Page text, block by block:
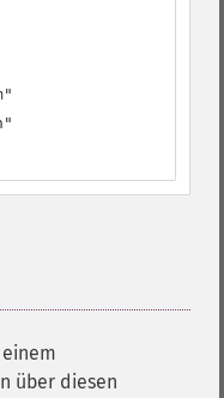
über diesen